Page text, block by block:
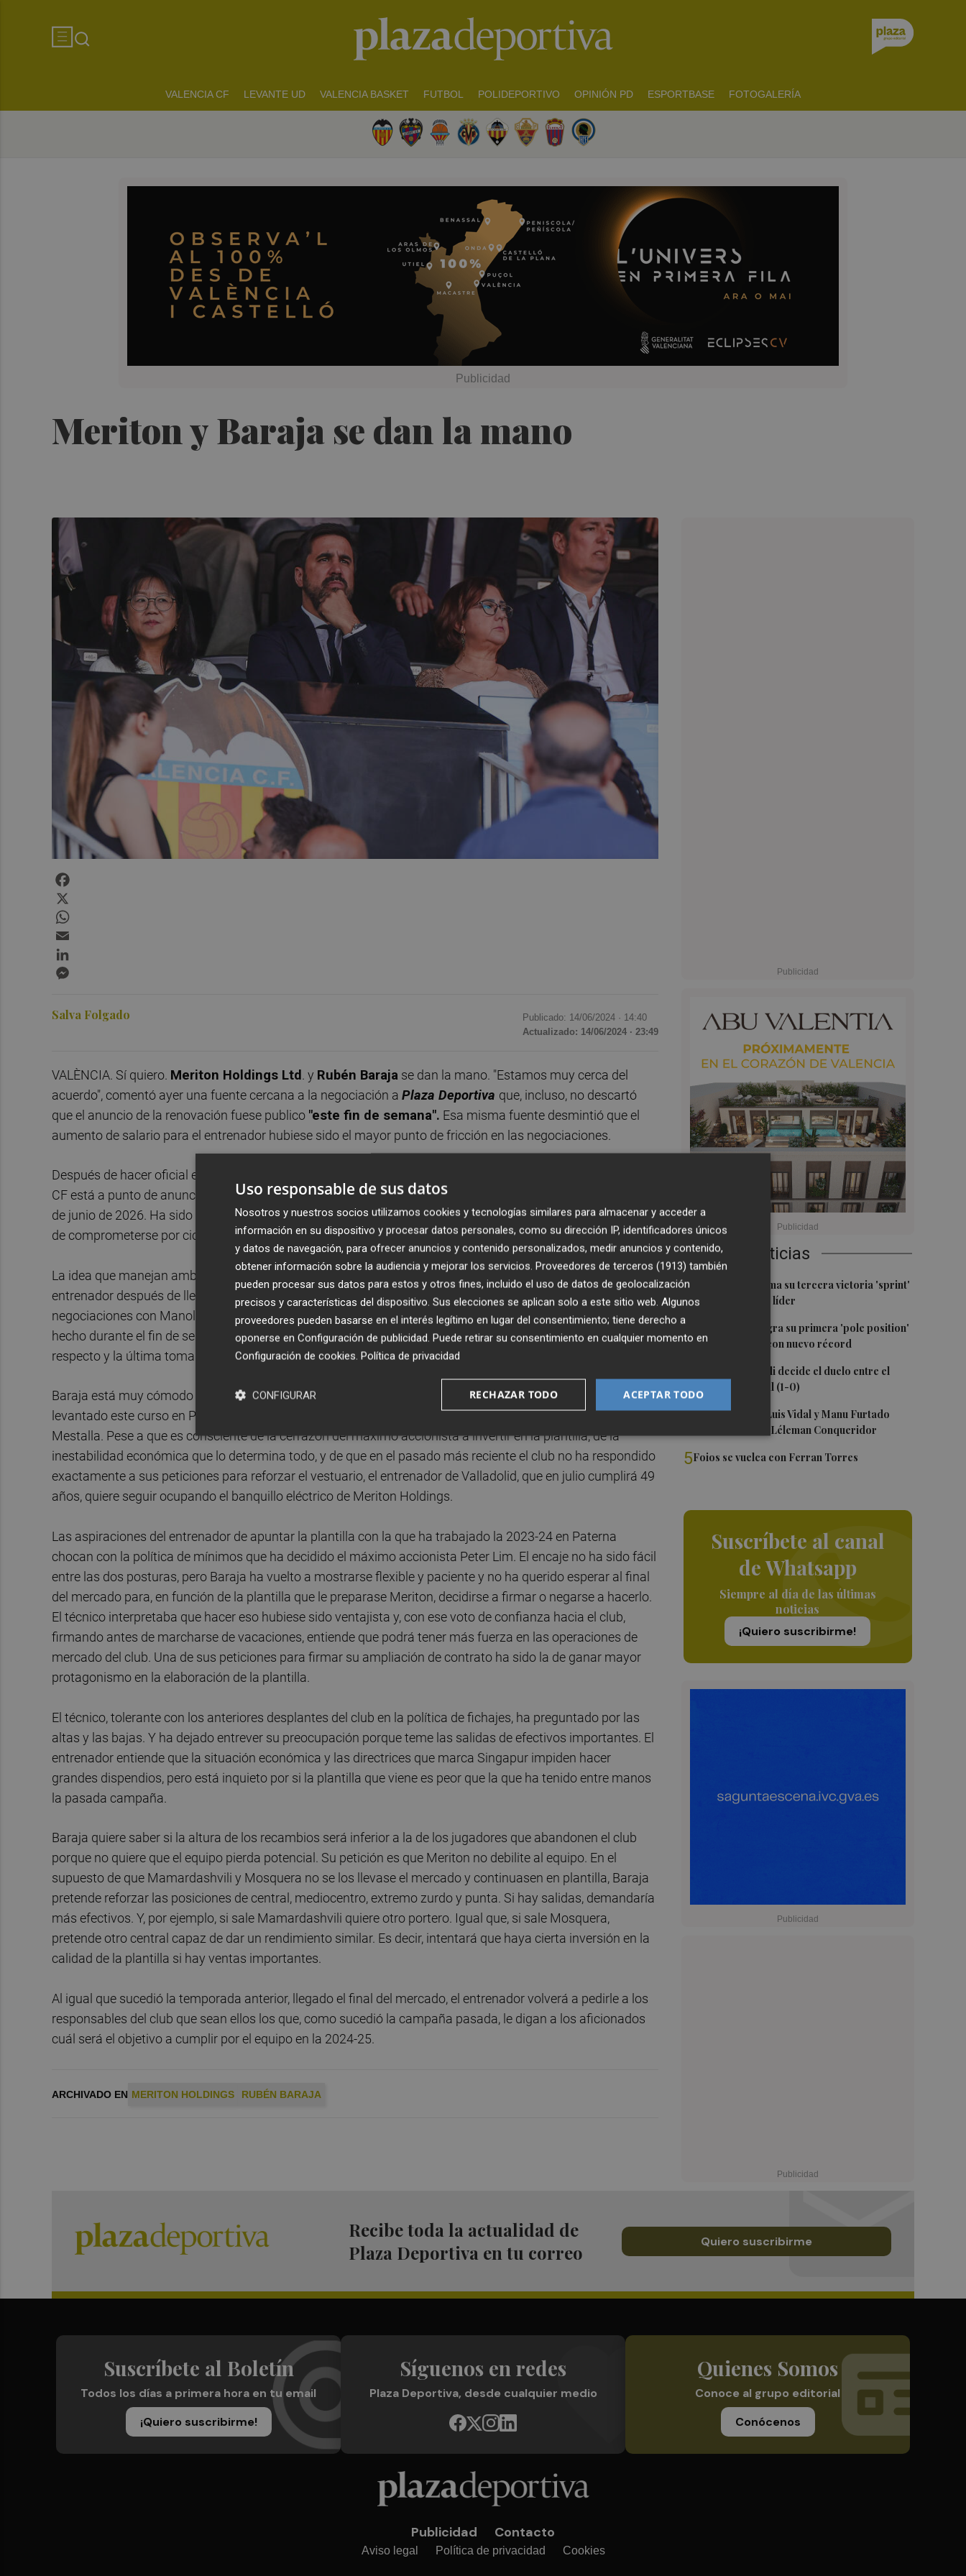
VALENCIA CF LEVANTE UD VALENCIA BASKET FUTBOL POLIDEPORTIVO OPINIÓN PD ESPORTBASE FOTOGALERÍA
Meriton y Baraja se dan la mano
Últimas Noticias
1
Jorge Martín suma su tercera victoria 'sprint'
del año y es más líder
2
Jorge Martín logra su primera 'pole position'
en Silverstone, con nuevo récord
Un gol de Bardeli decide el duelo entre el
Levante y su filial (1-0)
4Nacho Huerta, Luis Vidal y Manu Furtado
renuevan con el Léleman Conqueridor
5Foios se vuelca con Ferran Torres
Suscríbete al canal
de Whatsapp
Siempre al día de las últimas
noticias
¡Quiero suscribirme!
Salva Folgado Publicado: 14/06/2024 · 14:40
Actualizado: 14/06/2024 · 23:49
VALÈNCIA. Sí quiero. Meriton Holdings Ltd. y Rubén Baraja se dan la mano. "Estamos muy cerca del
acuerdo", comentó ayer una fuente cercana a la negociación a Plaza Deportiva que, incluso, no descartó
que el anuncio de la renovación fuese publico "este fin de semana". Esa misma fuente desmintió que el
aumento de salario para el entrenador hubiese sido el mayor punto de fricción en las negociaciones.
Después de hacer oficial esta semana la contratación del portero Stole Dimitrievski hasta 2026, el Valencia
CF está a punto de anunciar que su bandera actual, Rubén Baraja, amplía su contrato, también, hasta el 30
de junio de 2026. Ha sido decisión del entrenador firmar sólo por una temporada más porque es partidario
de comprometerse por ciclos cortos.
La idea que manejan ambas partes es cerrar durante este mismo fin de semana la continuidad del
entrenador después de llegar a un acuerdo sobre las condiciones deportivas y económicas. Si las
negociaciones con Manolo García Quilón, agente del entrenador, no se tuercen, y la renovación no es un
hecho durante el fin de semana, lo será a lo largo de la semana que viene. En el club hay optimismo al
respecto y la última toma de contacto ha sido muy positiva.
Baraja está muy cómodo en la ciudad y en el club. Y pretende apuntalar y consolidar el proyecto que ha
levantado este curso en Paterna. Su propósito es el de construir un equipo de presente y de futuro en
Mestalla. Pese a que es consciente de la cerrazón del máximo accionista a invertir en la plantilla, de la
inestabilidad económica que lo determina todo, y de que en el pasado más reciente el club no ha respondido
exactamente a sus peticiones para reforzar el vestuario, el entrenador de Valladolid, que en julio cumplirá 49
años, quiere seguir ocupando el banquillo eléctrico de Meriton Holdings.
Las aspiraciones del entrenador de apuntar la plantilla con la que ha trabajado la 2023-24 en Paterna
chocan con la política de mínimos que ha decidido el máximo accionista Peter Lim. El encaje no ha sido fácil
entre las dos posturas, pero Baraja ha vuelto a mostrarse flexible y paciente y no ha querido esperar al final
del mercado para, en función de la plantilla que le preparase Meriton, decidirse a firmar o negarse a hacerlo.
El técnico interpretaba que hacer eso hubiese sido ventajista y, con ese voto de confianza hacia el club,
firmando antes de marcharse de vacaciones, entiende que podrá tener más fuerza en las operaciones de
mercado del club. Una de sus peticiones para firmar su ampliación de contrato ha sido la de ganar mayor
protagonismo en la elaboración de la plantilla.
El técnico, tolerante con los anteriores desplantes del club en la política de fichajes, ha preguntado por las
altas y las bajas. Y ha dejado entrever su preocupación porque teme las salidas de efectivos importantes. El
entrenador entiende que la situación económica y las directrices que marca Singapur impiden hacer
grandes dispendios, pero está inquieto por si la plantilla que viene es peor que la que ha tenido entre manos
la pasada campaña.
Baraja quiere saber si la altura de los recambios será inferior a la de los jugadores que abandonen el club
porque no quiere que el equipo pierda potencial. Su petición es que Meriton no debilite al equipo. En el
supuesto de que Mamardashvili y Mosquera no se los llevase el mercado y continuasen en plantilla, Baraja
pretende reforzar las posiciones de central, mediocentro, extremo zurdo y punta. Si hay salidas, demandaría
más efectivos. Y, por ejemplo, si sale Mamardashvili quiere otro portero. Igual que, si sale Mosquera,
pretende otro central capaz de dar un rendimiento similar. Es decir, intentará que haya cierta inversión en la
calidad de la plantilla si hay ventas importantes.
Al igual que sucedió la temporada anterior, llegado el final del mercado, el entrenador volverá a pedirle a los
responsables del club que sean ellos los que, como sucedió la campaña pasada, le digan a los aficionados
cuál será el objetivo a cumplir por el equipo en la 2024-25.
ARCHIVADO EN MERITON HOLDINGS RUBÉN BARAJA
Recibe toda la actualidad de
Plaza Deportiva en tu correo
Quiero suscribirme
Suscríbete al Boletín
Todos los días a primera hora en tu email
¡Quiero suscribirme!
Síguenos en redes
Plaza Deportiva, desde cualquier medio
Quienes Somos
Conoce al grupo editorial
Conócenos
Publicidad Contacto
Aviso legal Política de privacidad Cookies
Uso responsable de sus datos
Nosotros y nuestros socios utilizamos cookies y tecnologías similares para almacenar y acceder a
información en su dispositivo y procesar datos personales, como su dirección IP, identificadores únicos
y datos de navegación, para ofrecer anuncios y contenido personalizados, medir anuncios y contenido,
obtener información sobre la audiencia y mejorar los servicios. Proveedores de terceros (1913) también
pueden procesar sus datos para estos y otros fines, incluido el uso de datos de geolocalización
precisos y características del dispositivo. Sus elecciones se aplican solo a este sitio web. Algunos
proveedores pueden basarse en el interés legítimo en lugar del consentimiento; tiene derecho a
oponerse en Configuración de publicidad. Puede retirar su consentimiento en cualquier momento en
Configuración de cookies. Política de privacidad
ACEPTAR TODO
RECHAZAR TODO
CONFIGURAR